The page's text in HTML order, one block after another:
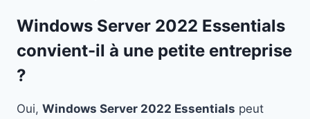
Windows Server 2022 Essentials
convient-il à une petite entreprise
?
Oui, Windows Server 2022 Essentials peut